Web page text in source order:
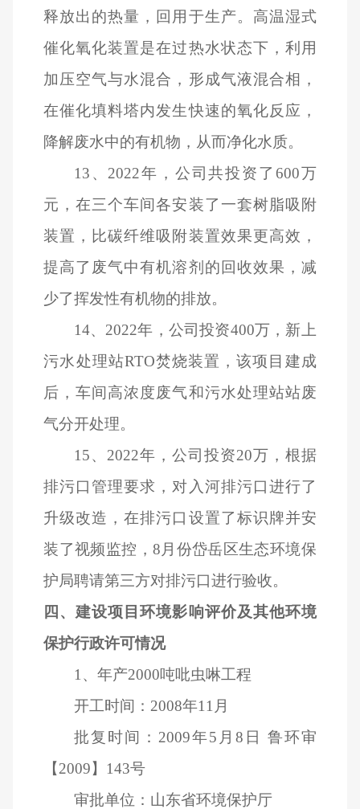
释放出的热量，回用于生产。高温湿式
催化氧化装置是在过热水状态下，利用
加压空气与水混合，形成气液混合相，
在催化填料塔内发生快速的氧化反应，
降解废水中的有机物，从而净化水质。
13 、2022年，公司共投资了600万
元，在三个车间各安装了一套树脂吸附
装置，比碳纤维吸附装置效果更高效，
提高了废气中有机溶剂的回收效果，减
少了挥发性有机物的排放。
14、2022年，公司投资400万，新上
污水处理站RTO焚烧装置，该项目建成
后，车间高浓度废气和污水处理站站废
气分开处理。
15、2022年，公司投资20万，根据
排污口管理要求，对入河排污口进行了
升级改造，在排污口设置了标识牌并安
装了视频监控，8月份岱岳区生态环境保
护局聘请第三方对排污口进行验收。
四、建设项目环境影响评价及其他环境
保护行政许可情况
1 、年产2000吨吡虫啉工程
开工时间：2008年11月
批复时间：2009年5月8日 鲁环审
【2009】143号
审批单位：山东省环境保护厅